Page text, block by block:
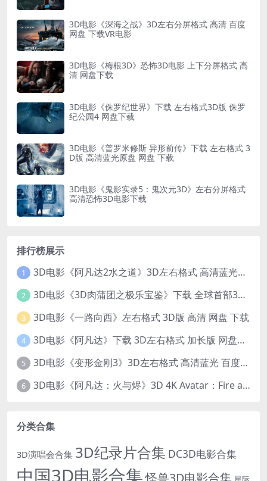
3D电影《深海之战》3D左右分屏格式 高清 百度
网盘 下载VR电影
3D电影《梅根3D》恐怖3D电影 上下分屏格式 高
清 网盘下载
3D电影《侏罗纪世界》下载 左右格式3D版 侏罗
纪公园4 网盘下载
3D电影《普罗米修斯 异形前传》下载 左右格式 3
D版 高清蓝光原盘 网盘 下载
3D电影《鬼影实录5：鬼次元3D》左右分屏格式
高清恐怖3D电影下载
排行榜展示
1 3D电影《阿凡达2水之道》3D左右格式 高清蓝光原盘 网盘下载 中文配音 4K3DVR电影
2 3D电影《3D肉蒲团之极乐宝鉴》下载 全球首部3D限制级电影 网盘下载
3 3D电影《一路向西》左右格式 3D版 高清 网盘 下载
4 3D电影《阿凡达》下载 3D左右格式 加长版 网盘下载
5 3D电影《变形金刚3》3D左右格式 高清蓝光 百度网盘+迅雷 下载 出屏国配字幕.国英双语
6 3D电影《阿凡达：火与烬》3D 4K Avatar：Fire and Ash 3D 左右格式 高清4K 电影 下载
分类合集
3D演唱会合集 3D纪录片合集 DC3D电影合集
中国3D电影合集怪兽3D电影合集